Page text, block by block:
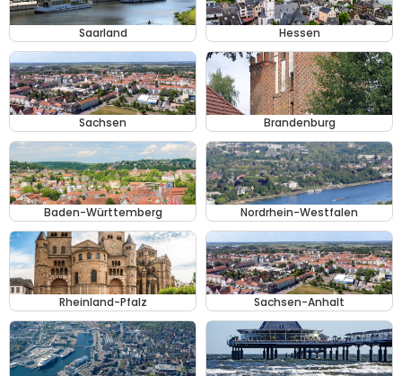
Saarland Hessen
Sachsen Brandenburg
Baden-Württemberg Nordrhein-Westfalen
Rheinland-Pfalz Sachsen-Anhalt